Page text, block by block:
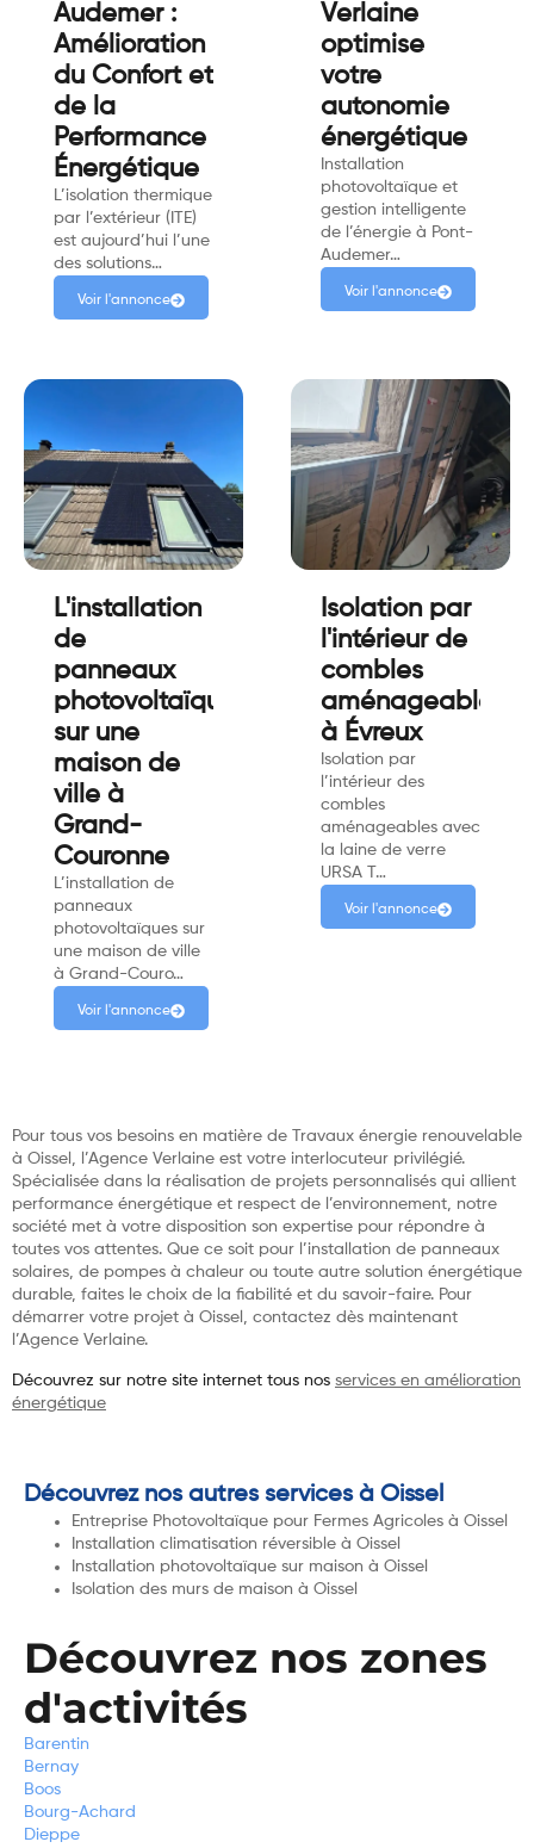
Audemer :
Amélioration
du Confort et
de la
Performance
Énergétique
L’isolation thermique
par l’extérieur (ITE)
est aujourd’hui l’une
des solutions…
Voir l'annonce
Verlaine
optimise
votre
autonomie
énergétique
Installation
photovoltaïque et
gestion intelligente
de l’énergie à Pont-
Audemer…
Voir l'annonce
L'installation
de
panneaux
photovoltaïques
sur une
maison de
ville à
Grand-
Couronne
L’installation de
panneaux
photovoltaïques sur
une maison de ville
à Grand-Couro…
Voir l'annonce
Isolation par
l'intérieur de
combles
aménageables
à Évreux
Isolation par
l’intérieur des
combles
aménageables avec
la laine de verre
URSA T…
Voir l'annonce
Pour tous vos besoins en matière de Travaux énergie renouvelable
à Oissel, l’Agence Verlaine est votre interlocuteur privilégié.
Spécialisée dans la réalisation de projets personnalisés qui allient
performance énergétique et respect de l’environnement, notre
société met à votre disposition son expertise pour répondre à
toutes vos attentes. Que ce soit pour l’installation de panneaux
solaires, de pompes à chaleur ou toute autre solution énergétique
durable, faites le choix de la fiabilité et du savoir-faire. Pour
démarrer votre projet à Oissel, contactez dès maintenant
l’Agence Verlaine.
Découvrez sur notre site internet tous nos services en amélioration
énergétique
Découvrez nos autres services à Oissel
Entreprise Photovoltaïque pour Fermes Agricoles à Oissel
Installation climatisation réversible à Oissel
Installation photovoltaïque sur maison à Oissel
Isolation des murs de maison à Oissel
Découvrez nos zones
d'activités
Barentin
Bernay
Boos
Bourg-Achard
Dieppe